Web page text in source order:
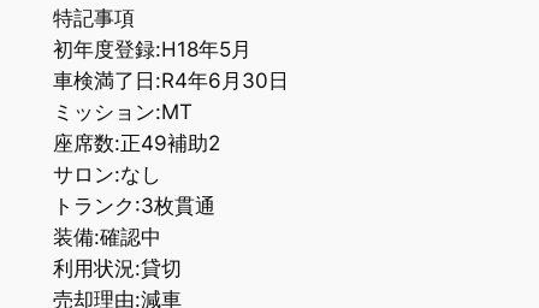
特記事項
初年度登録:H18年5月
車検満了日:R4年6月30日
ミッション:MT
座席数:正49補助2
サロン:なし
トランク:3枚貫通
装備:確認中
利用状況:貸切
売却理由:減車